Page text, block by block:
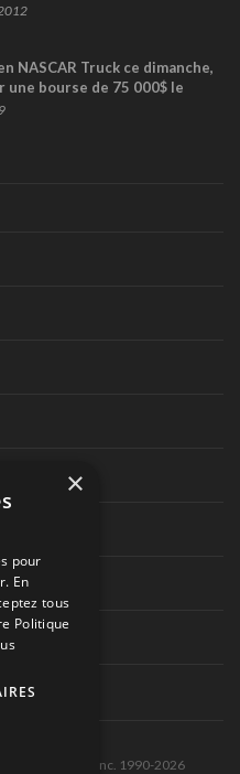
NASCAR Truck ce dimanche,
une bourse de 75 000$ le
Pole-Position inc. 1990-2026
×
pour
En
tous
Politique